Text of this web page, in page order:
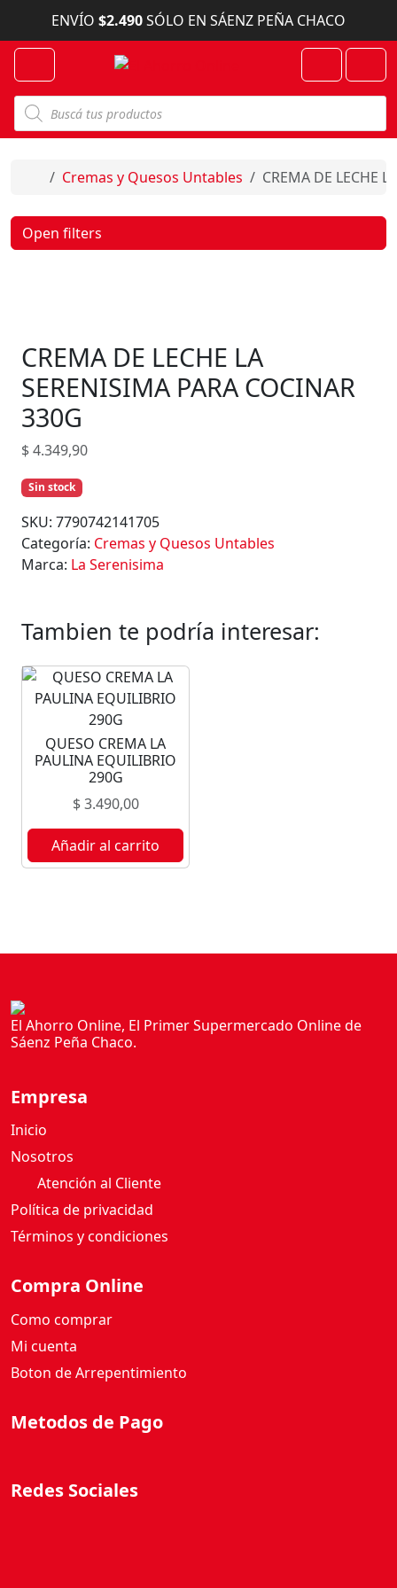
Skip to content
ENVÍO $2.490SÓLO EN SÁENZ PEÑA CHACO
B
s
q
d
Account
Cart
Home
Cremas y Quesos Untables CREMA DE LECHE
CREMA DE LECHE LA
SERENISIMA PARA COCINAR
330G
$4.349,90
Sin stock
SKU: 7790742141705
Categoría: Cremas y Quesos Untables
Marca: La Serenisima
Tambien te podría interesar:
QUESO CREMA LA
PAULINA EQUILIBRIO
290G
$3.490,00
Añadir al carrito
Open filters
El Ahorro Online, El Primer Supermercado Online de
Sáenz Peña Chaco.
Empresa
Inicio
Nosotros
Atención al Cliente
Política de privacidad
Términos y condiciones
Compra Online
Como comprar
Mi cuenta
Boton de Arrepentimiento
Metodos de Pago
Redes Sociales